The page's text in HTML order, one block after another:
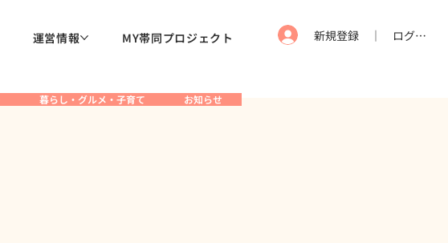
運営情報 MY帯同プロジェクト 新規登録 ｜ ログイン
暮らし・グルメ・子育て お知らせ